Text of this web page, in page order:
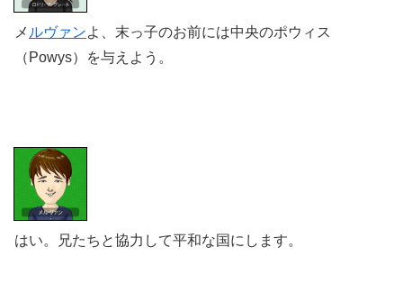
メ ルヴァンよ、末っ子のお前には中央のポウィス
（Powys）
を与えよう。
はい。兄たちと協力して平和な国にします。